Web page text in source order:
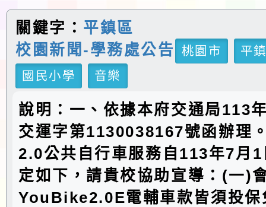
關鍵字： 平鎮區
校園新聞-學務處公告
桃園市
平
國民小學
音樂
說明：一、依據本府交通局113
交運字第1130038167號函辦理
2.0公共自行車服務自113年7月
定如下，請貴校協助宣導：(一)
YouBike2.0E電輔車款皆須投保